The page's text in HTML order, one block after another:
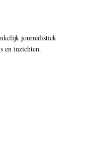
journalistiek
en inzichten.